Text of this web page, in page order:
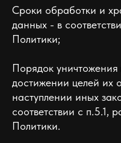
Сроки обработки и
данных - в
Политики;
Порядок
достижении целей их
наступлении иных
соответствии с п.5.1,
Политики.